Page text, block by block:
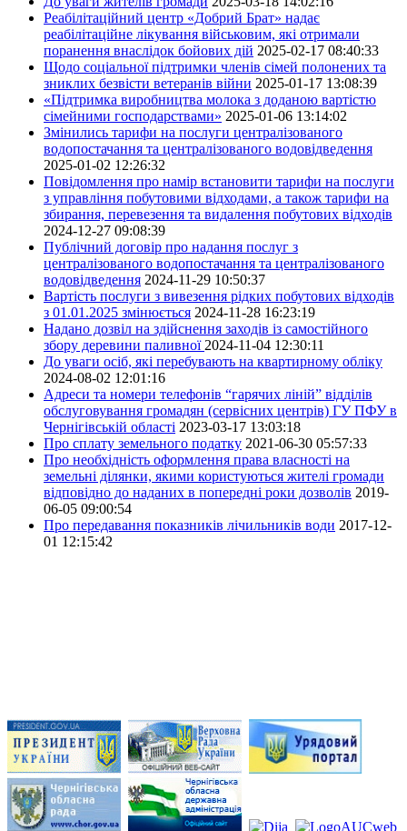
Реабілітаційний центр «Добрий Брат» надає
реабілітаційне лікування військовим, які отримали
поранення внаслідок бойових дій 2025-02-17 08:40:33
Щодо соціальної підтримки членів сімей полонених та
зниклих безвісти ветеранів війни 2025-01-17 13:08:39
«Підтримка виробництва молока з доданою вартістю
сімейними господарствами» 2025-01-06 13:14:02
Змінились тарифи на послуги централізованого
водопостачання та централізованого водовідведення
2025-01-02 12:26:32
Повідомлення про намір встановити тарифи на послуги
з управління побутовими відходами, а також тарифи на
збирання, перевезення та видалення побутових відходів
2024-12-27 09:08:39
Публічний договір про надання послуг з
централізованого водопостачання та централізованого
водовідведення 2024-11-29 10:50:37
Вартість послуги з вивезення рідких побутових відходів
з 01.01.2025 змінюється 2024-11-28 16:23:19
Надано дозвіл на здійснення заходів із самостійного
збору деревини паливної 2024-11-04 12:30:11
До уваги осіб, які перебувають на квартирному обліку
2024-08-02 12:01:16
Адреси та номери телефонів “гарячих ліній” відділів
обслуговування громадян (сервісних центрів) ГУ ПФУ в
Чернігівській області 2023-03-17 13:03:18
Про сплату земельного податку 2021-06-30 05:57:33
Про необхідність оформлення права власності на
земельні ділянки, якими користуються жителі громади
відповідно до наданих в попередні роки дозволів 2019-
06-05 09:00:54
Про передавання показників лічильників води 2017-12-
01 12:15:42